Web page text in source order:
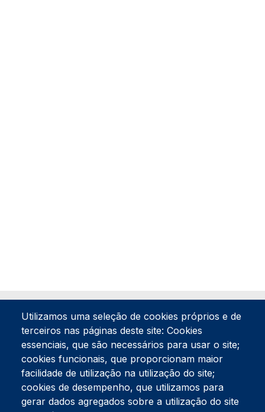
Tel:234 390 100Fax:234 390 100
Endereço Postal
Utilizamos uma seleção de cookies próprios e de
terceiros nas páginas deste site: Cookies
essenciais, que são necessários para usar o site;
cookies funcionais, que proporcionam maior
facilidade de utilização na utilização do site;
cookies de desempenho, que utilizamos para
gerar dados agregados sobre a utilização do site